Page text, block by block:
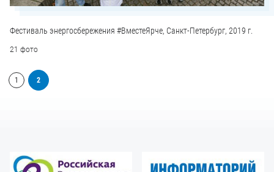
Фестиваль энергосбережения #ВместеЯрче, Санкт-Петербург, 2019 г.
21 фото
1 2